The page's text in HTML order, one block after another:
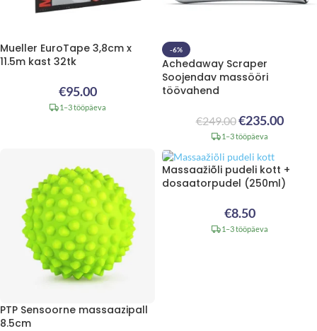
Mueller EuroTape 3,8cm x
11.5m kast 32tk
€95.00
1–3 tööpäeva
-6%
Achedaway Scraper
Soojendav massööri
töövahend
€249.00€235.00
1–3 tööpäeva
PTP Sensoorne massaazipall
8.5cm
Massaažiõli pudeli kott +
dosaatorpudel (250ml)
€8.50
1–3 tööpäeva